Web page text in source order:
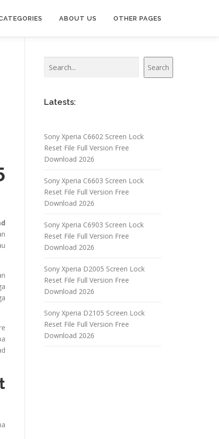
ABOUT US OTHER PAGES
Search
Latests:
Sony Xperia C6602 Screen Lock
Reset File Full Version Free
Download 2026
Sony Xperia C6603 Screen Lock
Reset File Full Version Free
Download 2026
Sony Xperia C6903 Screen Lock
Reset File Full Version Free
Download 2026
Sony Xperia D2005 Screen Lock
Reset File Full Version Free
Download 2026
Sony Xperia D2105 Screen Lock
Reset File Full Version Free
Download 2026